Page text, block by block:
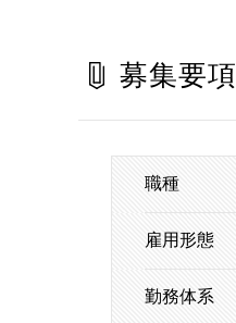
募集要項
職種
雇用形態
勤務体系